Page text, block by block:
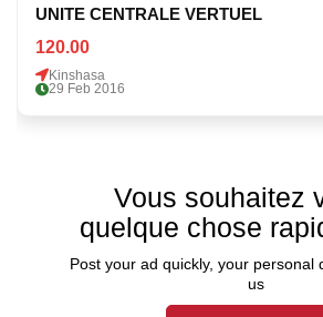
UNITE CENTRALE VERTUEL
120.00
Kinshasa
29 Feb 2016
Vous souhaitez
quelque chose
Post your ad quickly, your personal
us